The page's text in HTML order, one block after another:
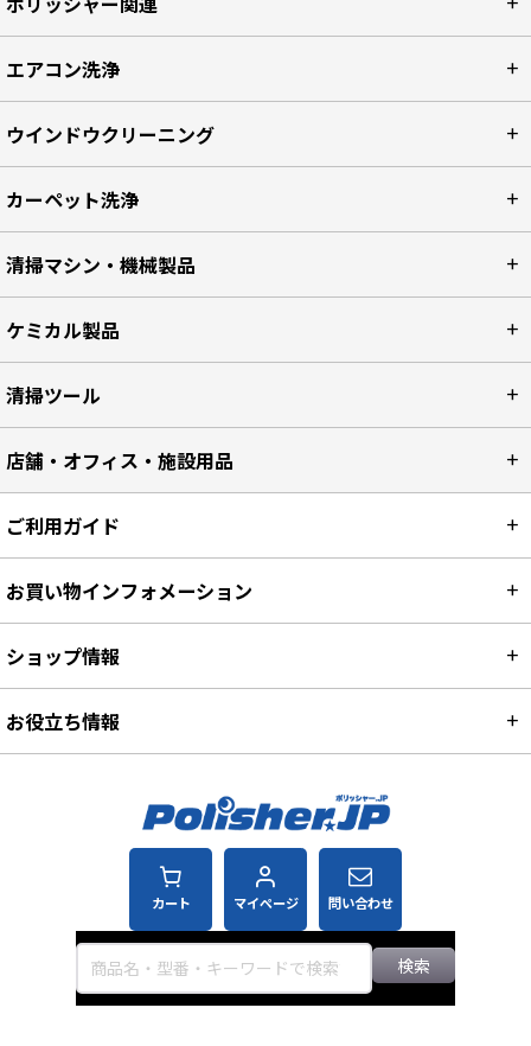
ポリッシャー関連
エアコン洗浄
ウインドウクリーニング
カーペット洗浄
清掃マシン・機械製品
ケミカル製品
清掃ツール
店舗・オフィス・施設用品
カート マイページ 問い合わせ
検索
ご利用ガイド
お買い物インフォメーション
ショップ情報
お役立ち情報